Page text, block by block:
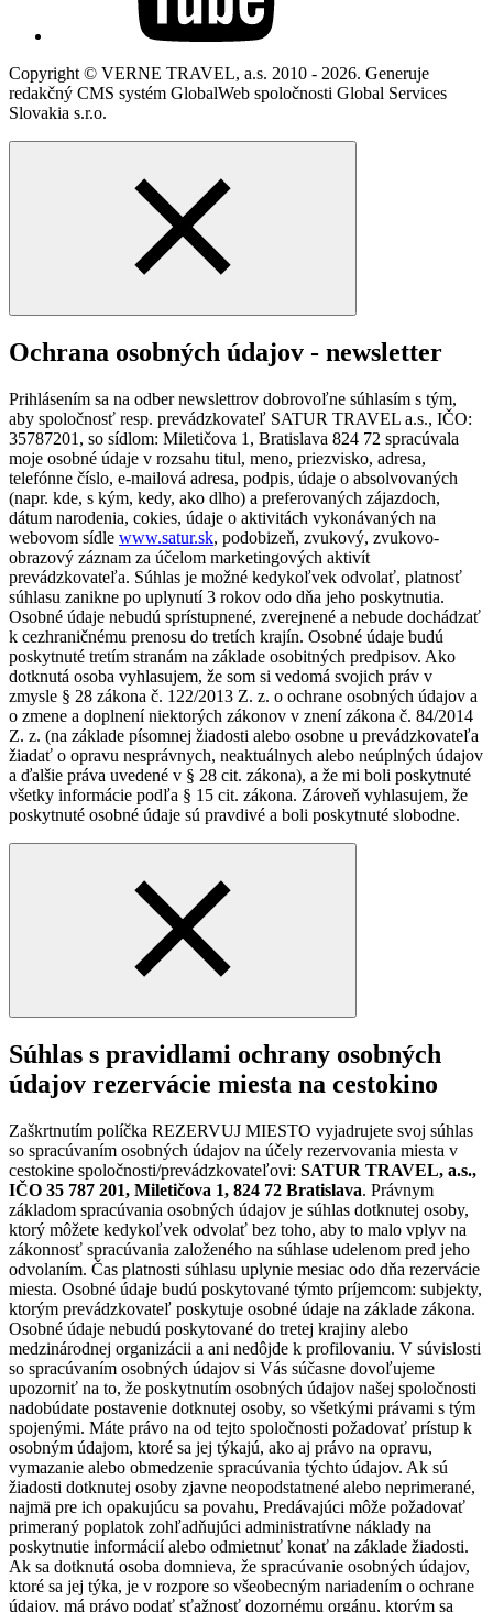
Copyright © VERNE TRAVEL, a.s. 2010 - 2026. Generuje
redakčný CMS systém GlobalWeb spoločnosti Global Services
Slovakia s.r.o.
Ochrana osobných údajov - newsletter
Prihlásením sa na odber newslettrov dobrovoľne súhlasím s tým,
aby spoločnosť resp. prevádzkovateľ SATUR TRAVEL a.s., IČO:
35787201, so sídlom: Miletičova 1, Bratislava 824 72 spracúvala
moje osobné údaje v rozsahu titul, meno, priezvisko, adresa,
telefónne číslo, e-mailová adresa, podpis, údaje o absolvovaných
(napr. kde, s kým, kedy, ako dlho) a preferovaných zájazdoch,
dátum narodenia, cokies, údaje o aktivitách vykonávaných na
webovom sídle www.satur.sk, podobizeň, zvukový, zvukovo-
obrazový záznam za účelom marketingových aktivít
prevádzkovateľa. Súhlas je možné kedykoľvek odvolať, platnosť
súhlasu zanikne po uplynutí 3 rokov odo dňa jeho poskytnutia.
Osobné údaje nebudú sprístupnené, zverejnené a nebude dochádzať
k cezhraničnému prenosu do tretích krajín. Osobné údaje budú
poskytnuté tretím stranám na základe osobitných predpisov. Ako
dotknutá osoba vyhlasujem, že som si vedomá svojich práv v
zmysle § 28 zákona č. 122/2013 Z. z. o ochrane osobných údajov a
o zmene a doplnení niektorých zákonov v znení zákona č. 84/2014
Z. z. (na základe písomnej žiadosti alebo osobne u prevádzkovateľa
žiadať o opravu nesprávnych, neaktuálnych alebo neúplných údajov
a ďalšie práva uvedené v § 28 cit. zákona), a že mi boli poskytnuté
všetky informácie podľa § 15 cit. zákona. Zároveň vyhlasujem, že
poskytnuté osobné údaje sú pravdivé a boli poskytnuté slobodne.
Súhlas s pravidlami ochrany osobných
údajov rezervácie miesta na cestokino
Zaškrtnutím políčka REZERVUJ MIESTO vyjadrujete svoj súhlas
so spracúvaním osobných údajov na účely rezervovania miesta v
cestokine spoločnosti/prevádzkovateľovi: SATUR TRAVEL, a.s.,
IČO 35 787 201, Miletičova 1, 824 72 Bratislava. Právnym
základom spracúvania osobných údajov je súhlas dotknutej osoby,
ktorý môžete kedykoľvek odvolať bez toho, aby to malo vplyv na
zákonnosť spracúvania založeného na súhlase udelenom pred jeho
odvolaním. Čas platnosti súhlasu uplynie mesiac odo dňa rezervácie
miesta. Osobné údaje budú poskytované týmto príjemcom: subjekty,
ktorým prevádzkovateľ poskytuje osobné údaje na základe zákona.
Osobné údaje nebudú poskytované do tretej krajiny alebo
medzinárodnej organizácii a ani nedôjde k profilovaniu. V súvislosti
so spracúvaním osobných údajov si Vás súčasne dovoľujeme
upozorniť na to, že poskytnutím osobných údajov našej spoločnosti
nadobúdate postavenie dotknutej osoby, so všetkými právami s tým
spojenými. Máte právo na od tejto spoločnosti požadovať prístup k
osobným údajom, ktoré sa jej týkajú, ako aj právo na opravu,
vymazanie alebo obmedzenie spracúvania týchto údajov. Ak sú
žiadosti dotknutej osoby zjavne neopodstatnené alebo neprimerané,
najmä pre ich opakujúcu sa povahu, Predávajúci môže požadovať
primeraný poplatok zohľadňujúci administratívne náklady na
poskytnutie informácií alebo odmietnuť konať na základe žiadosti.
Ak sa dotknutá osoba domnieva, že spracúvanie osobných údajov,
ktoré sa jej týka, je v rozpore so všeobecným nariadením o ochrane
údajov, má právo podať sťažnosť dozornému orgánu, ktorým sa